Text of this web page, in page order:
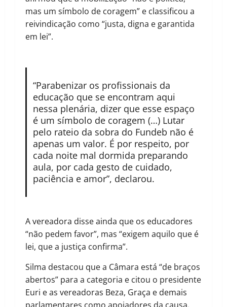
mas um símbolo de coragem” e classificou a
reivindicação como “justa, digna e garantida
em lei”.
“Parabenizar os profissionais da
educação que se encontram aqui
nessa plenária, dizer que esse espaço
é um símbolo de coragem (…) Lutar
pelo rateio da sobra do Fundeb não é
apenas um valor. É por respeito, por
cada noite mal dormida preparando
aula, por cada gesto de cuidado,
paciência e amor”, declarou.
A vereadora disse ainda que os educadores
“não pedem favor”, mas “exigem aquilo que é
lei, que a justiça confirma”.
Silma destacou que a Câmara está “de braços
abertos” para a categoria e citou o presidente
Euri e as vereadoras Beza, Graça e demais